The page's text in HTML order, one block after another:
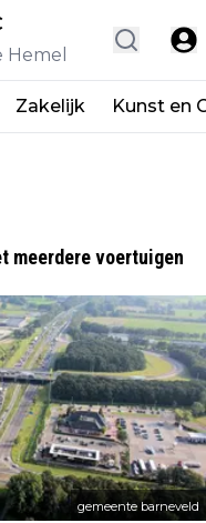
Hemel
Zakelijk Kunst en
meerdere voertuigen
gemeente barneveld